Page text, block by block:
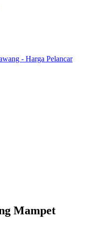
Mampet